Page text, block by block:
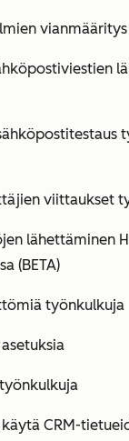
vianmääritys
viittaukset
lähettäminen
(BETA)
työnkulkuja
CRM-